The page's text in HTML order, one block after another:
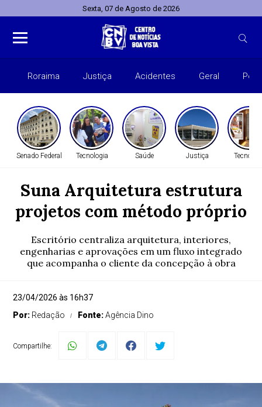
Sexta, 07 de Agosto de 2026
Roraima Justiça Acidentes Geral
Senado Federal Tecnologia Saúde Justiça
Suna Arquitetura estrutura
projetos com método próprio
Escritório centraliza arquitetura, interiores,
engenharias e aprovações em um fluxo integrado
que acompanha o cliente da concepção à obra
23/04/2026 às 16h37
Por: Redação Fonte:Agência Dino
Compartilhe: